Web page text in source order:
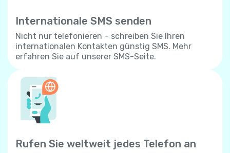
Internationale SMS senden
Nicht nur telefonieren – schreiben Sie Ihren
internationalen Kontakten günstig SMS. Mehr
erfahren Sie auf unserer SMS-Seite.
Rufen Sie weltweit jedes Telefon an